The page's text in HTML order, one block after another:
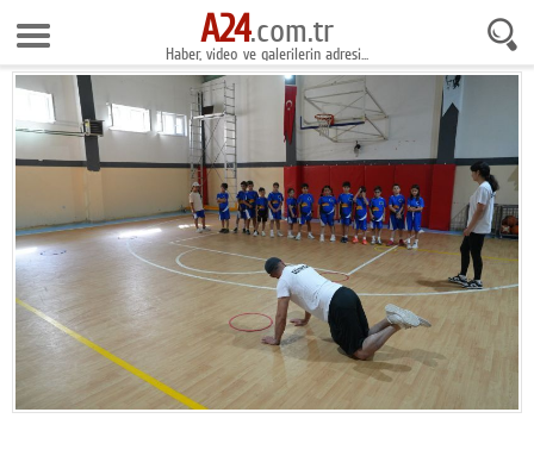
8 Ağustos 2026 16:38:15
Anasayfa
Foto Galeri
Gazeteler
Video Galeri
Gündem
Ekonomi
Yaşam
Magazin
A24.com.tr
Haber, video ve galerilerin adresi...